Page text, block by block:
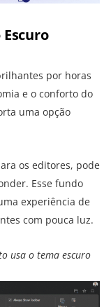
por horas
e o conforto do
uma opção
os editores, pode
Esse fundo
experiência de
com pouca luz.
usa o tema escuro